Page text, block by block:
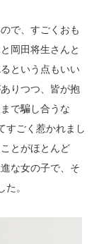
で、すごくおも
岡田将生さんと
という点もいい
りつつ、皆が抱
で騙し合うな
すごく惹かれまし
とがほとんど
な女の子で、そ
。